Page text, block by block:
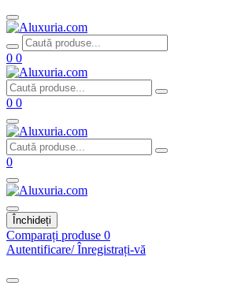
0 0
0 0
0
Închideți
Comparați produse 0
Autentificare/ Înregistrați-vă